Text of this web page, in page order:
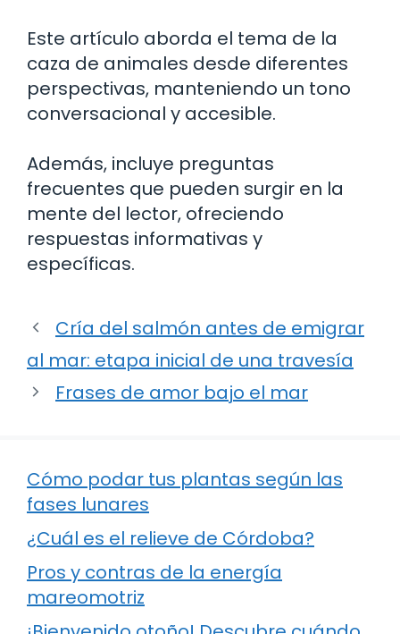
Este artículo aborda el tema de la
caza de animales desde diferentes
perspectivas, manteniendo un tono
conversacional y accesible.
Además, incluye preguntas
frecuentes que pueden surgir en la
mente del lector, ofreciendo
respuestas informativas y
específicas.
Cría del salmón antes de emigrar
al mar: etapa inicial de una travesía
Frases de amor bajo el mar
Cómo podar tus plantas según las
fases lunares
¿Cuál es el relieve de Córdoba?
Pros y contras de la energía
mareomotriz